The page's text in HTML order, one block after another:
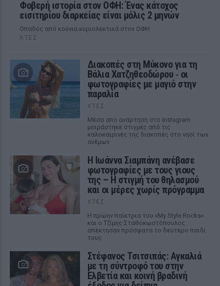
Φοβερή ιστορία στον ΟΦΗ: Ένας κάτοχος
εισιτηρίου διαρκείας είναι μόλις 2 μηνών
Οπαδός από κούνια κυριολεκτικά στον ΟΦΗ
ΧΤΕΣ
Διακοπές στη Μύκονο για τη
Βάλια Χατζηθεοδώρου ‑ οι
φωτογραφίες με μαγιό στην
παραλία
ΧΤΕΣ
Μέσα από ανάρτηση στο Instagram
μοιράστηκε στιγμές από τις
καλοκαιρινές της διακοπές στο νησί των
ανέμων
H Ιωάννα Σιαμπάνη ανέβασε
φωτογραφίες με τους γιους
της – Η στιγμή του θηλασμού
και οι μέρες χωρίς πρόγραμμα
ΧΤΕΣ
Η πρώην παίκτρια του «My Style Rocks»
και ο Τζίμης Σταθοκωστόπουλος
απέκτησαν πρόσφατα το δεύτερο παιδί
τους
Στέφανος Τσιτσιπάς: Αγκαλιά
με τη σύντροφό του στην
Ελβετία και κοινή βραδινή